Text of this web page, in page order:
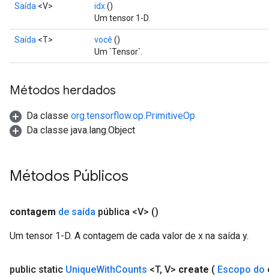
Saída <V> idx()
Um tensor 1-D.
Saída <T> você ()
Um `Tensor`.
Métodos herdados
Da classe org.tensorflow.op.PrimitiveOp
Da classe java.lang.Object
Métodos Públicos
contagem de saída pública <V> ()
Um tensor 1-D. A contagem de cada valor de x na saída y.
public static UniqueWithCounts <T, V> create ( Escopo do